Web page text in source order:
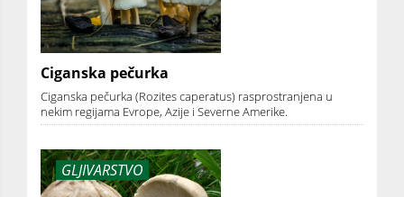
Ciganska pečurka
Ciganska pečurka (Rozites caperatus) rasprostranjena u
nekim regijama Evrope, Azije i Severne Amerike.
GLJIVARSTVO